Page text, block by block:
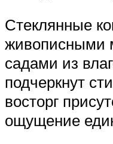
Стеклянные
живописными
садами из
подчеркнут
восторг
ощущение